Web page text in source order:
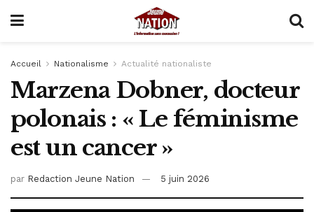
Accueil Nationalisme Actualité nationaliste
Marzena Dobner, docteur
polonais : « Le féminisme
est un cancer »
par Redaction Jeune Nation 5 juin 2026